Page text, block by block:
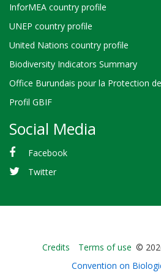
InforMEA country profile
UNEP country profile
United Nations country profile
Biodiversity Indicators Summary
Office Burundais pour la Protection
Profil GBIF
Social Media
Facebook
Twitter
-
Credits Terms of use ©
Convention on